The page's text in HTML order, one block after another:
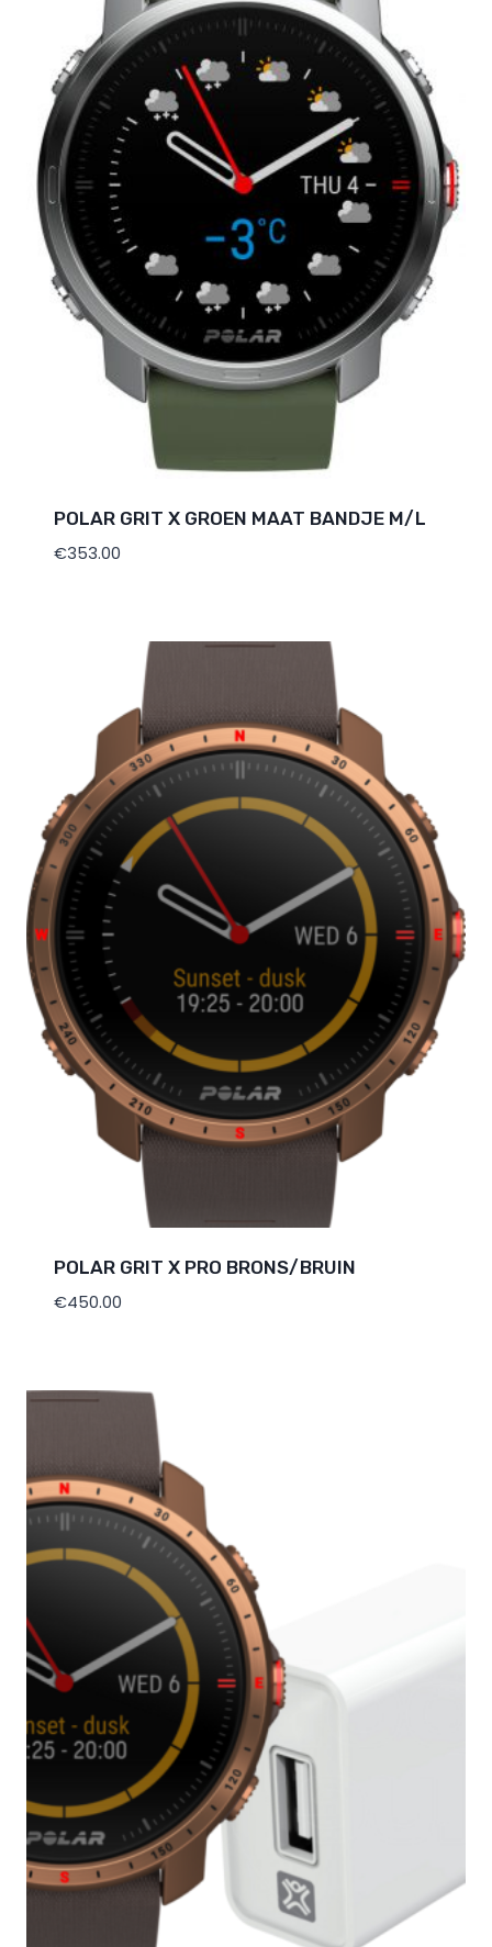
POLAR GRIT X GROEN MAAT BANDJE M/L
€353.00
POLAR GRIT X PRO BRONS/BRUIN
€450.00